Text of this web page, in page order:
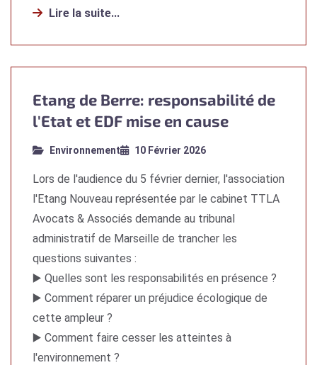
Lire la suite...
Etang de Berre: responsabilité de
l'Etat et EDF mise en cause
Environnement 10 Février 2026
Lors de l'audience du 5 février dernier, l'association
l'Etang Nouveau représentée par le cabinet TTLA
Avocats & Associés demande au tribunal
administratif de Marseille de trancher les
questions suivantes :
▶️ Quelles sont les responsabilités en présence ?
▶️ Comment réparer un préjudice écologique de
cette ampleur ?
▶️ Comment faire cesser les atteintes à
l'environnement ?